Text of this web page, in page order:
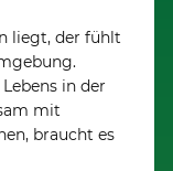
liegt, der fühlt
in der
mit
braucht es